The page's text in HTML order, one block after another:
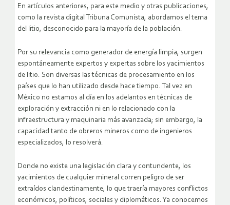
En artículos anteriores, para este medio y otras publicaciones,
como la revista digital Tribuna Comunista, abordamos el tema
del litio, desconocido para la mayoría de la población.
Por su relevancia como generador de energía limpia, surgen
espontáneamente expertos y expertas sobre los yacimientos
de litio. Son diversas las técnicas de procesamiento en los
países que lo han utilizado desde hace tiempo. Tal vez en
México no estamos al día en los adelantos en técnicas de
exploración y extracción ni en lo relacionado con la
infraestructura y maquinaria más avanzada; sin embargo, la
capacidad tanto de obreros mineros como de ingenieros
especializados, lo resolverá.
Donde no existe una legislación clara y contundente, los
yacimientos de cualquier mineral corren peligro de ser
extraídos clandestinamente, lo que traería mayores conflictos
económicos, políticos, sociales y diplomáticos. Ya conocemos